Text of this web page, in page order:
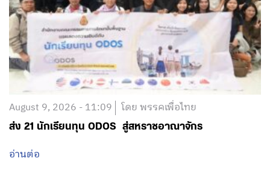
August 9, 2026 - 11:09 โดย พรรคเพื่อไทย
ส่ง 21 นักเรียนทุน ODOS สู่สหราชอาณาจักร
อ่านต่อ